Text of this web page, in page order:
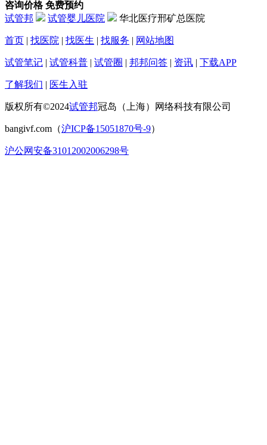
咨询价格 免费预约
试管邦
试管婴儿医院 华北医疗邢矿总医院
首页 | 找医院 | 找医生 | 找服务 | 网站地图
试管笔记 | 试管科普 | 试管圈 | 邦邦问答 | 资讯 | 下载APP
了解我们 | 医生入驻
版权所有©2024试管邦冠岛（上海）网络科技有限公司
bangivf.com（沪ICP备15051870号-9）
沪公网安备31012002006298号